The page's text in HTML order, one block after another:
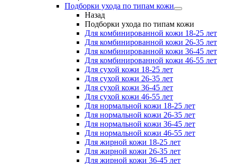
Подборки ухода по типам кожи
Назад
Подборки ухода по типам кожи
Для комбинированной кожи 18-25 лет
Для комбинированной кожи 26-35 лет
Для комбинированной кожи 36-45 лет
Для комбинированной кожи 46-55 лет
Для сухой кожи 18-25 лет
Для сухой кожи 26-35 лет
Для сухой кожи 36-45 лет
Для сухой кожи 46-55 лет
Для нормальной кожи 18-25 лет
Для нормальной кожи 26-35 лет
Для нормальной кожи 36-45 лет
Для нормальной кожи 46-55 лет
Для жирной кожи 18-25 лет
Для жирной кожи 26-35 лет
Для жирной кожи 36-45 лет